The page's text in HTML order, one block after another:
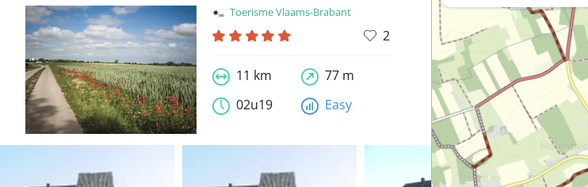
Toerisme Vlaams-Brabant
2
11 km
77 m
02u19
Easy